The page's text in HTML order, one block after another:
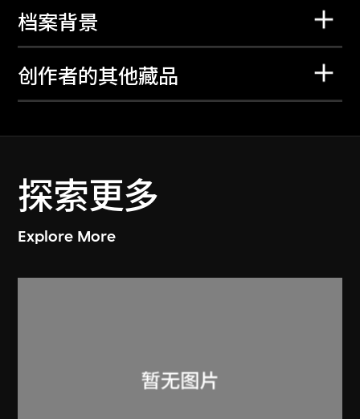
档案背景
创作者的其他藏品
探索更多
Explore More